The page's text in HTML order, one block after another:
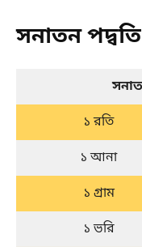
সনাতন পদ্বতি
১ রতি
১ আনা
১ গ্রাম
১ ভরি